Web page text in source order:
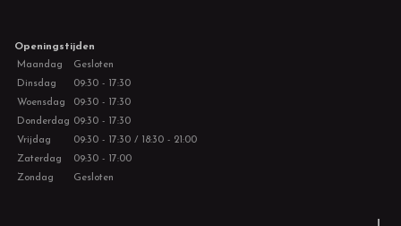
Openingstijden
Maandag
Gesloten
Dinsdag
09:30 - 17:30
Woensdag
09:30 - 17:30
Donderdag 09:30 - 17:30
Vrijdag
09:30 - 17:30 / 18:30 - 21:00
Zaterdag
09:30 - 17:00
Zondag
Gesloten